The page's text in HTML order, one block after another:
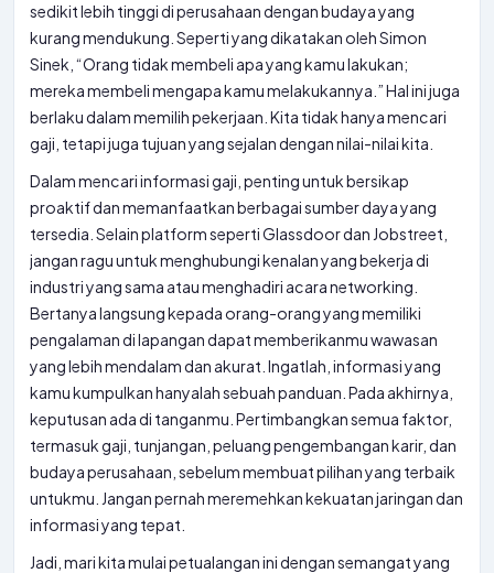
sedikit lebih tinggi di perusahaan dengan budaya yang
kurang mendukung. Seperti yang dikatakan oleh Simon
Sinek, “Orang tidak membeli apa yang kamu lakukan;
mereka membeli mengapa kamu melakukannya.” Hal ini juga
berlaku dalam memilih pekerjaan. Kita tidak hanya mencari
gaji, tetapi juga tujuan yang sejalan dengan nilai-nilai kita.
Dalam mencari informasi gaji, penting untuk bersikap
proaktif dan memanfaatkan berbagai sumber daya yang
tersedia. Selain platform seperti Glassdoor dan Jobstreet,
jangan ragu untuk menghubungi kenalan yang bekerja di
industri yang sama atau menghadiri acara networking.
Bertanya langsung kepada orang-orang yang memiliki
pengalaman di lapangan dapat memberikanmu wawasan
yang lebih mendalam dan akurat. Ingatlah, informasi yang
kamu kumpulkan hanyalah sebuah panduan. Pada akhirnya,
keputusan ada di tanganmu. Pertimbangkan semua faktor,
termasuk gaji, tunjangan, peluang pengembangan karir, dan
budaya perusahaan, sebelum membuat pilihan yang terbaik
untukmu. Jangan pernah meremehkan kekuatan jaringan dan
informasi yang tepat.
Jadi, mari kita mulai petualangan ini dengan semangat yang